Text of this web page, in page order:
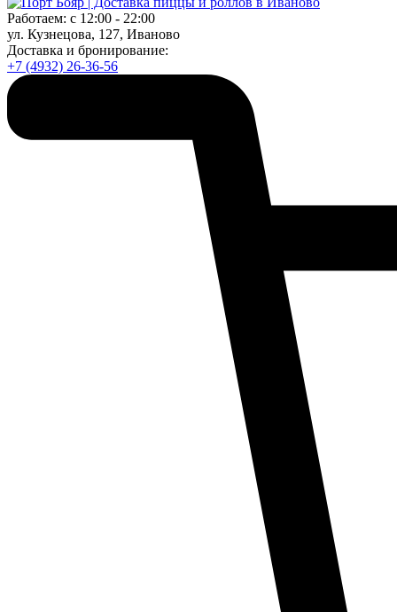
Работаем: с 12:00 - 22:00
ул. Кузнецова, 127, Иваново
Доставка и бронирование:
+7 (4932) 26-36-56